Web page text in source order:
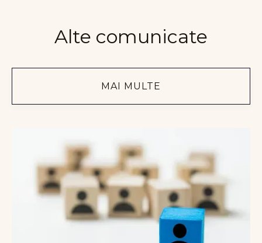
Alte comunicate
MAI MULTE